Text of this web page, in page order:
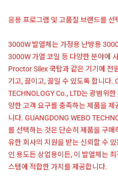
응용 프로그램 및 고품질 브랜드를 선
3000W 발열체는 가정용 난방용
3000W 가열 코일 등 다양한 분야에
Proctor Silex 쿡탑과 같은 기기에 전
기고, 끓이고, 끓일 수 있도록 합니다.
TECHNOLOGY Co., LTD는 광범위
양한 고객 요구를 충족하는 제품을
니다. GUANGDONG WEBO
를 선택하는 것은 단순히 제품을 구
유한 회사의 지원을 받는 신뢰할 수
인 용도든 상업용이든, 이 발열체는
스템에 적합한 가치를 제공합니다.